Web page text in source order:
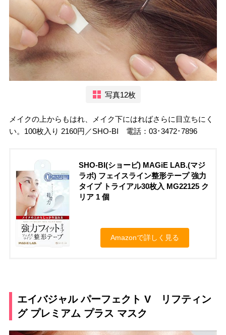
写真12枚
メイクの上からもはれ、メイク下にはればさらに目立ちにく
い。100枚入り 2160円／SHO-BI 電話：03･3472･7896
SHO-BI(ショービ) MAGiE LAB.(マジ
ラボ) フェイスライン整形テープ 強力
タイプ トライアル30枚入 MG22125 ク
リア 1 個
Amazonで詳しく見る
エイバジャル パーフェクト V リフティン
グ プレミアム プラス マスク